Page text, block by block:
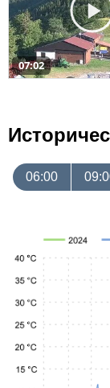
07:02
06:00